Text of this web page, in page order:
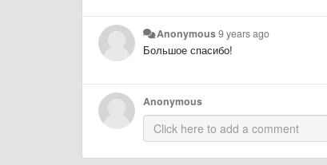
Anonymous9 years ago
Большое спасибо!
Anonymous